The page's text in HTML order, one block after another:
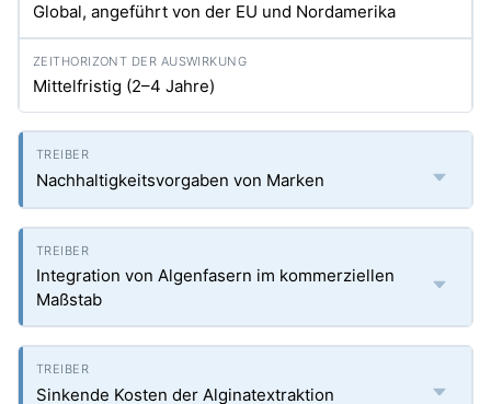
Global, angeführt von der EU und Nordamerika
Mittelfristig (2–4 Jahre)
Nachhaltigkeitsvorgaben von Marken
Integration von Algenfasern im kommerziellen
Maßstab
Sinkende Kosten der Alginatextraktion